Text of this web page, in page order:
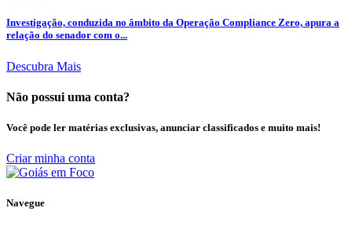
Investigação, conduzida no âmbito da Operação Compliance Zero, apura a
relação do senador com o...
Descubra Mais
Não possui uma conta?
Você pode ler matérias exclusivas, anunciar classificados e muito mais!
Criar minha conta
Navegue